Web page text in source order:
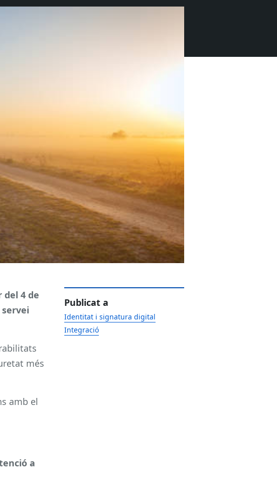
4 de
servei
més
amb el
a
Publicat a
Identitat i signatura digital
Integració